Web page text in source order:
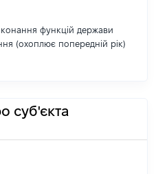
функцій держави
(охоплює попередній рік)
суб'єкта